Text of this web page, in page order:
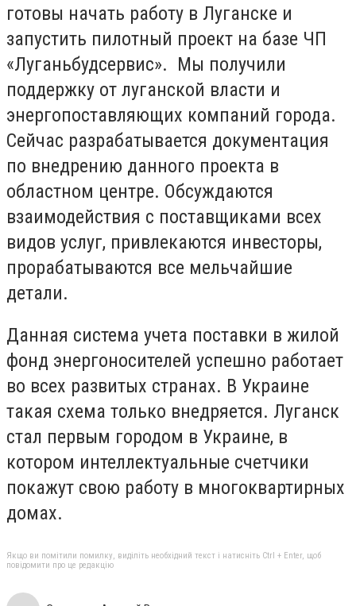
готовы начать работу в Луганске и
запустить пилотный проект на базе ЧП
«Луганьбудсервис». Мы получили
поддержку от луганской власти и
энергопоставляющих компаний города.
Сейчас разрабатывается документация
по внедрению данного проекта в
областном центре. Обсуждаются
взаимодействия с поставщиками всех
видов услуг, привлекаются инвесторы,
прорабатываются все мельчайшие
детали.
Данная система учета поставки в жилой
фонд энергоносителей успешно работает
во всех развитых странах. В Украине
такая схема только внедряется. Луганск
стал первым городом в Украине, в
котором интеллектуальные счетчики
покажут свою работу в многоквартирных
домах.
Якщо ви помітили помилку, виділіть необхідний текст і натисніть Ctrl + Enter, щоб
повідомити про це редакцію